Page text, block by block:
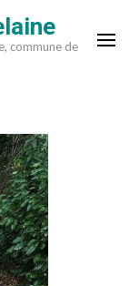
commune de